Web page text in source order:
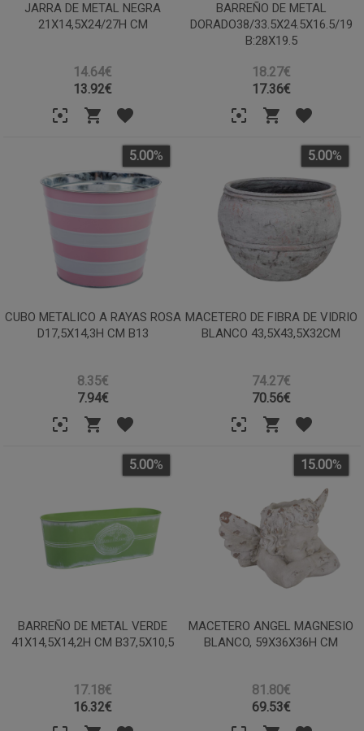
JARRA DE METAL NEGRA
21X14,5X24/27H CM
14.64€
13.92€
BARREÑO DE METAL
DORADO38/33.5X24.5X16.5/19
B:28X19.5
18.27€
17.36€
CUBO METALICO A RAYAS ROSA
D17,5X14,3H CM B13
8.35€
5.00%
7.94€
MACETERO DE FIBRA DE VIDRIO
BLANCO 43,5X43,5X32CM
74.27€
5.00%
70.56€
BARREÑO DE METAL VERDE
41X14,5X14,2H CM B37,5X10,5
17.18€
5.00%
16.32€
MACETERO ANGEL MAGNESIO
BLANCO, 59X36X36H CM
81.80€
15.00%
69.53€